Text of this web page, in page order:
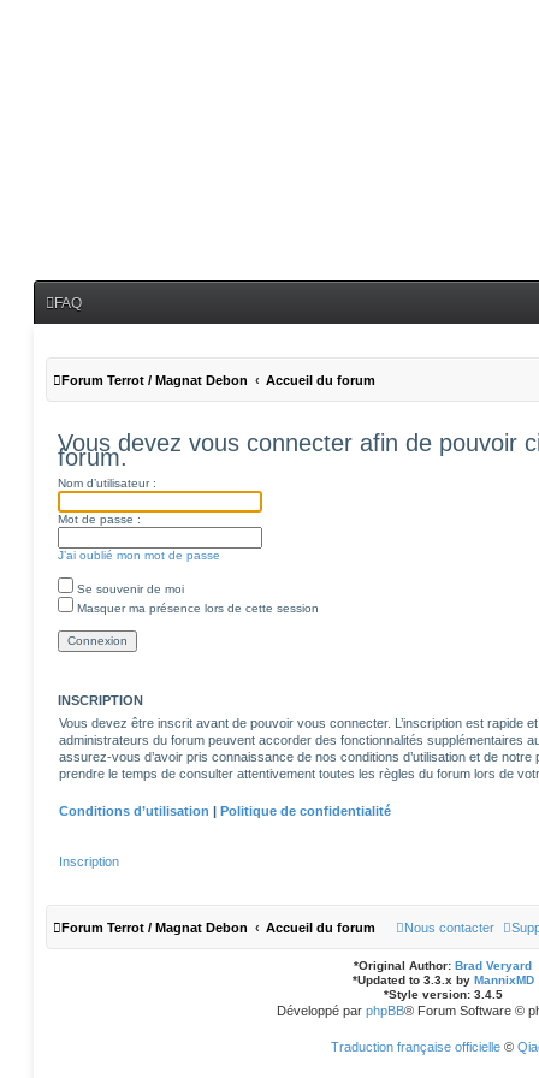
FAQ
Forum Terrot / Magnat Debon Accueil du forum
Vous devez vous connecter afin de pouvoir
forum.
Nom d’utilisateur :
Mot de passe :
J’ai oublié mon mot de passe
Se souvenir de moi
Masquer ma présence lors de cette session
INSCRIPTION
Vous devez être inscrit avant de pouvoir vous connecter. L’inscription est rapide
administrateurs du forum peuvent accorder des fonctionnalités supplémentaires
assurez-vous d’avoir pris connaissance de nos conditions d’utilisation et de notre
prendre le temps de consulter attentivement toutes les règles du forum lors de
Conditions d’utilisation | Politique de confidentialité
Inscription
Forum Terrot / Magnat Debon Accueil du forum Nous contacter
*Original Author: Brad Veryard
*Updated to 3.3.x by MannixMD
*Style version: 3.4.5
Développé par phpBB® Forum Software ©
Traduction française officielle©